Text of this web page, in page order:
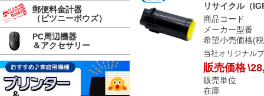
リサイクル（
商品コード
メーカー型
希望小売価格(
当社オリジナル
販売価格
販売単
在庫
郵便料金計器
（ピツニーボウズ）
PC周辺機器
＆アクセサリー